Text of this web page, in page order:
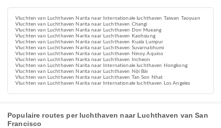
Vluchten van Luchthaven Narita naar Internationale luchthaven Taiwan Taoyuan
Vluchten van Luchthaven Narita naar Luchthaven Changi
Vluchten van Luchthaven Narita naar Luchthaven Don Mueang
Vluchten van Luchthaven Narita naar Luchthaven Kaohsiung
Vluchten van Luchthaven Narita naar Luchthaven Kuala Lumpur
Vluchten van Luchthaven Narita naar Luchthaven Suvarnabhumi
Vluchten van Luchthaven Narita naar Luchthaven Ninoy Aquino
Vluchten van Luchthaven Narita naar Luchthaven Incheon
Vluchten van Luchthaven Narita naar Internationale luchthaven Hongkong
Vluchten van Luchthaven Narita naar Luchthaven Nội Bài
Vluchten van Luchthaven Narita naar Luchthaven Tan Son Nhat
Vluchten van Luchthaven Narita naar Internationale luchthaven Los Angeles
Populaire routes per luchthaven naar Luchthaven van San
Francisco